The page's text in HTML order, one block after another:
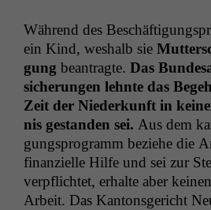
Während des
ein Kind, weshalb sie
gung beantragte. Das
sicherun­gen lehnte das
Zeit der Niederkun­ft in
nis ges­tanden sei. Aus dem
gung­spro­gramm beziehe die
finanzielle Hil­fe und sei zur
verpflichtet, erhalte aber
Arbeit. Das Kan­ton­s­gericht